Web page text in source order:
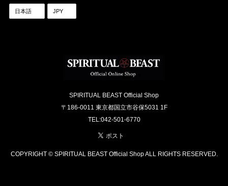
SPIRITUAL BEAST Official Shop
〒186-0011 東京都国立市谷保5031 1F
TEL:042-501-6770
COPYRIGHT © SPIRITUAL BEAST Official Shop ALL RIGHTS RESERVED.